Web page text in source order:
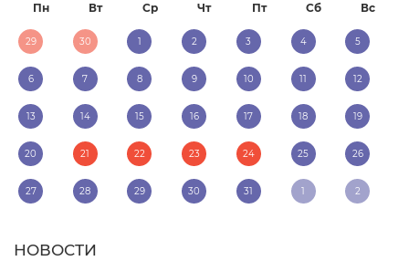
Пн Вт Ср Чт Пт Сб Вс
29 30 2 3 4 5
6 7 8 9 10 12
13 14 15 16 17 18 19
20 21 22 23 24 25 26
27 28 29 30 31 2
НОВОСТИ